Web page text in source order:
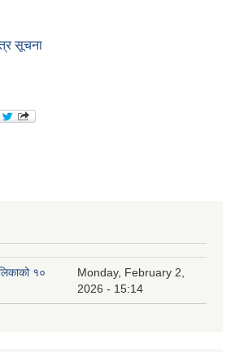
सूचना
१०
Monday, February 2,
2026 - 15:14